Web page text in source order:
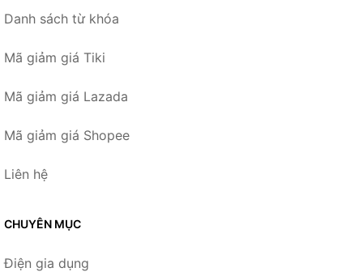
Danh sách từ khóa
Mã giảm giá Tiki
Mã giảm giá Lazada
Mã giảm giá Shopee
Liên hệ
CHUYÊN MỤC
Điện gia dụng